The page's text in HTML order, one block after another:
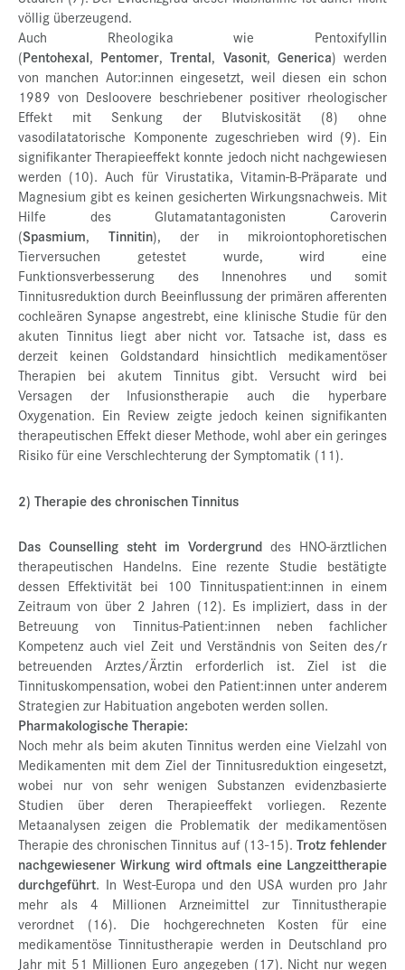
völlig überzeugend.
Auch Rheologika wie Pentoxifyllin
(Pentohexal, Pentomer,Trental, Vasonit, Generica) werden
von manchen Autor:innen eingesetzt, weil diesen ein schon
1989 von Desloovere beschriebener positiver rheologischer
Effekt mit Senkung der Blutviskosität (8) ohne
vasodilatatorische Komponente zugeschrieben wird (9). Ein
signifikanter Therapieeffekt konnte jedoch nicht nachgewiesen
werden (10). Auch für Virustatika, Vitamin-B-Präparate und
Magnesium gibt es keinen gesicherten Wirkungsnachweis. Mit
Hilfe des Glutamatantagonisten Caroverin
(Spasmium, Tinnitin), der in mikroiontophoretischen
Tierversuchen getestet wurde, wird eine
Funktionsverbesserung des Innenohres und somit
Tinnitusreduktion durch Beeinflussung der primären afferenten
cochleären Synapse angestrebt, eine klinische Studie für den
akuten Tinnitus liegt aber nicht vor. Tatsache ist, dass es
derzeit keinen Goldstandard hinsichtlich medikamentöser
Therapien bei akutem Tinnitus gibt. Versucht wird bei
Versagen der Infusionstherapie auch die hyperbare
Oxygenation. Ein Review zeigte jedoch keinen signifikanten
therapeutischen Effekt dieser Methode, wohl aber ein geringes
Risiko für eine Verschlechterung der Symptomatik (11).
2) Therapie des chronischen Tinnitus
Das Counselling steht im Vordergrund des HNO-ärztlichen
therapeutischen Handelns. Eine rezente Studie bestätigte
dessen Effektivität bei 100 Tinnituspatient:innen in einem
Zeitraum von über 2 Jahren (12). Es impliziert, dass in der
Betreuung von Tinnitus-Patient:innen neben fachlicher
Kompetenz auch viel Zeit und Verständnis von Seiten des/r
betreuenden Arztes/Ärztin erforderlich ist. Ziel ist die
Tinnituskompensation, wobei den Patient:innen unter anderem
Strategien zur Habituation angeboten werden sollen.
Pharmakologische Therapie:
Noch mehr als beim akuten Tinnitus werden eine Vielzahl von
Medikamenten mit dem Ziel der Tinnitusreduktion eingesetzt,
wobei nur von sehr wenigen Substanzen evidenzbasierte
Studien über deren Therapieeffekt vorliegen. Rezente
Metaanalysen zeigen die Problematik der medikamentösen
Therapie des chronischen Tinnitus auf (13-15). Trotz fehlender
nachgewiesener Wirkung wird oftmals eine Langzeittherapie
durchgeführt. In West-Europa und den USA wurden pro Jahr
mehr als 4 Millionen Arzneimittel zur Tinnitustherapie
verordnet (16). Die hochgerechneten Kosten für eine
medikamentöse Tinnitustherapie werden in Deutschland pro
Jahr mit 51 Millionen Euro angegeben (17). Nicht nur wegen